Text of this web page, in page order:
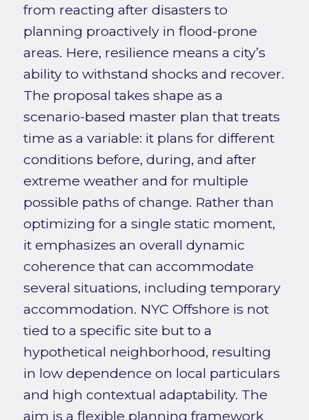
from reacting after disasters to
planning proactively in flood-prone
areas. Here, resilience means a city’s
ability to withstand shocks and recover.
The proposal takes shape as a
scenario-based master plan that treats
time as a variable: it plans for different
conditions before, during, and after
extreme weather and for multiple
possible paths of change. Rather than
optimizing for a single static moment,
it emphasizes an overall dynamic
coherence that can accommodate
several situations, including temporary
accommodation. NYC Offshore is not
tied to a specific site but to a
hypothetical neighborhood, resulting
in low dependence on local particulars
and high contextual adaptability. The
aim is a flexible planning framework